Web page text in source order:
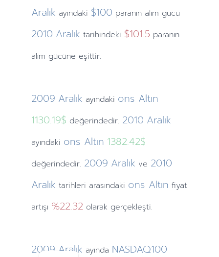
Aralık ayındaki $100 paranın alım gücü
2010 Aralık tarihindeki $101.5 paranın
alım gücüne eşittir.
2009 Aralık ayındaki ons Altın
1130.19$ değerindedir. 2010 Aralık
ayındaki ons Altın 1382.42$
değerindedir. 2009 Aralık ve 2010
Aralık tarihleri arasındaki ons Altın fiyat
artışı %22.32olarak gerçekleşti.
2009 Aralık ayında NASDAQ100